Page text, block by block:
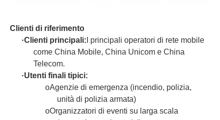
Clienti di riferimento
·Clienti principali: I principali operatori di rete mobile
come China Mobile, China Unicom e China
Telecom.
·Utenti finali tipici:
oAgenzie di emergenza (incendio, polizia,
unità di polizia armata)
oOrganizzatori di eventi su larga scala